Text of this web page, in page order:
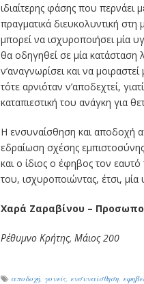
ιδιαίτερης φάσης που
πραγματικά διευκολυντική
μπορεί να ισχυροποιήσει μία
θα οδηγηθεί σε μία κατάσταση
ν’αναγνωρίσει και να
τότε αρνιόταν ν’αποδεχτεί,
καταπιεστική του ανάγκη για
Η ενσυναίσθηση και αποδοχή
εδραίωση σχέσης
και ο ίδιος ο έφηβος τον εαυτό
του, ισχυροποιώντας, έτσι,
Χαρά Ζαραβίνου –
Ρέθυμνο Κρήτης, Μάιος 200
αποδοχή γονείς, ενσυναίσθηση